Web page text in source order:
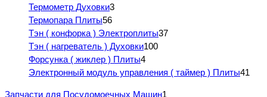
Термометр Духовки3
Термопара Плиты56
Тэн ( конфорка ) Электроплиты37
Тэн ( нагреватель ) Духовки100
Форсунка ( жиклер ) Плиты4
Электронный модуль управления ( таймер ) Плиты41
Запчасти для Посудомоечных Машин1